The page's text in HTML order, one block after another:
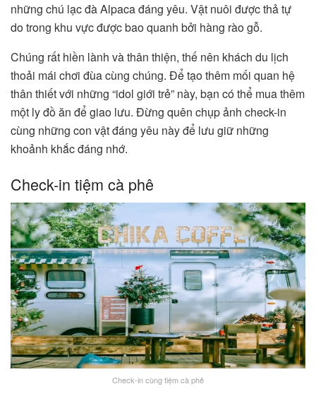
những chú lạc đà Alpaca đáng yêu. Vật nuôi được thả tự
do trong khu vực được bao quanh bởi hàng rào gỗ.
Chúng rất hiền lành và thân thiện, thế nên khách du lịch
thoải mái chơi đùa cùng chúng. Để tạo thêm mối quan hệ
thân thiết với những “idol giới trẻ” này, bạn có thể mua thêm
một ly đồ ăn để giao lưu. Đừng quên chụp ảnh check-in
cùng những con vật đáng yêu này để lưu giữ những
khoảnh khắc đáng nhớ.
Check-in tiệm cà phê
Check-in cùng tiệm cà phê